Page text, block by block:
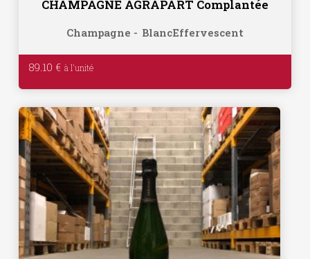
CHAMPAGNE AGRAPART Complantée
Champagne BlancEffervescent
89.10 €